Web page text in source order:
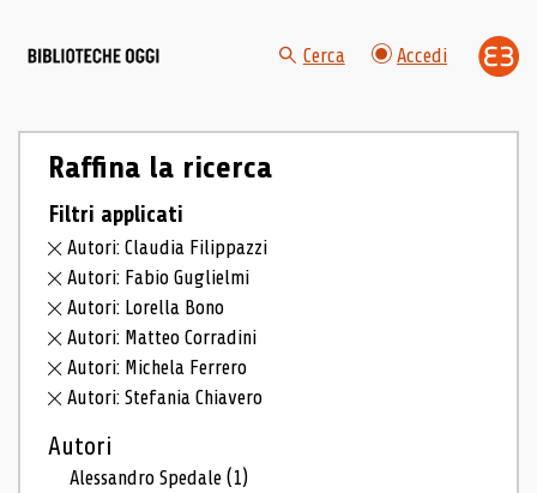
Cerca Accedi
Raffina la ricerca
Filtri applicati
Autori: Claudia Filippazzi
Autori: Fabio Guglielmi
Autori: Lorella Bono
Autori: Matteo Corradini
Autori: Michela Ferrero
Autori: Stefania Chiavero
Autori
Alessandro Spedale(1)